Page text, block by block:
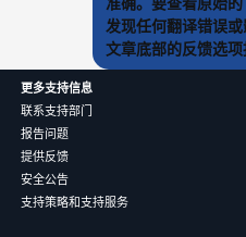
发现任何翻译错误
文章底部的反馈选项
更多支持信息
联系支持部门
报告问题
提供反馈
安全公告
支持策略和支持服务